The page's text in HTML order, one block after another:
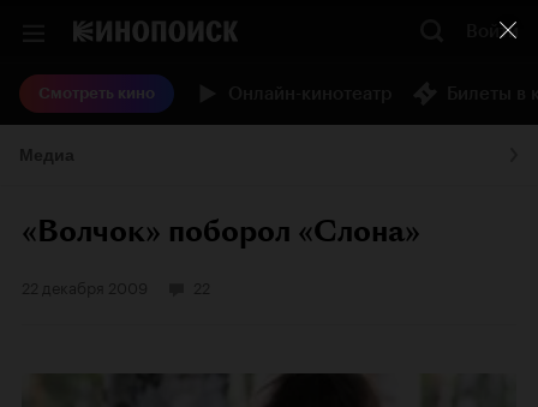
Войти
Смотреть кино
«Волчок» поборол «Слона»